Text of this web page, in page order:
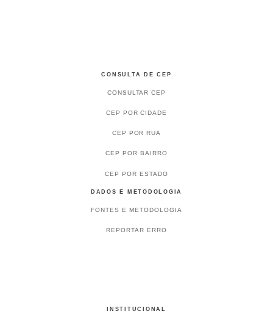
CONSULTA DE CEP
CONSULTAR CEP
CEP POR CIDADE
CEP POR RUA
CEP POR BAIRRO
CEP POR ESTADO
DADOS E METODOLOGIA
FONTES E METODOLOGIA
REPORTAR ERRO
INSTITUCIONAL